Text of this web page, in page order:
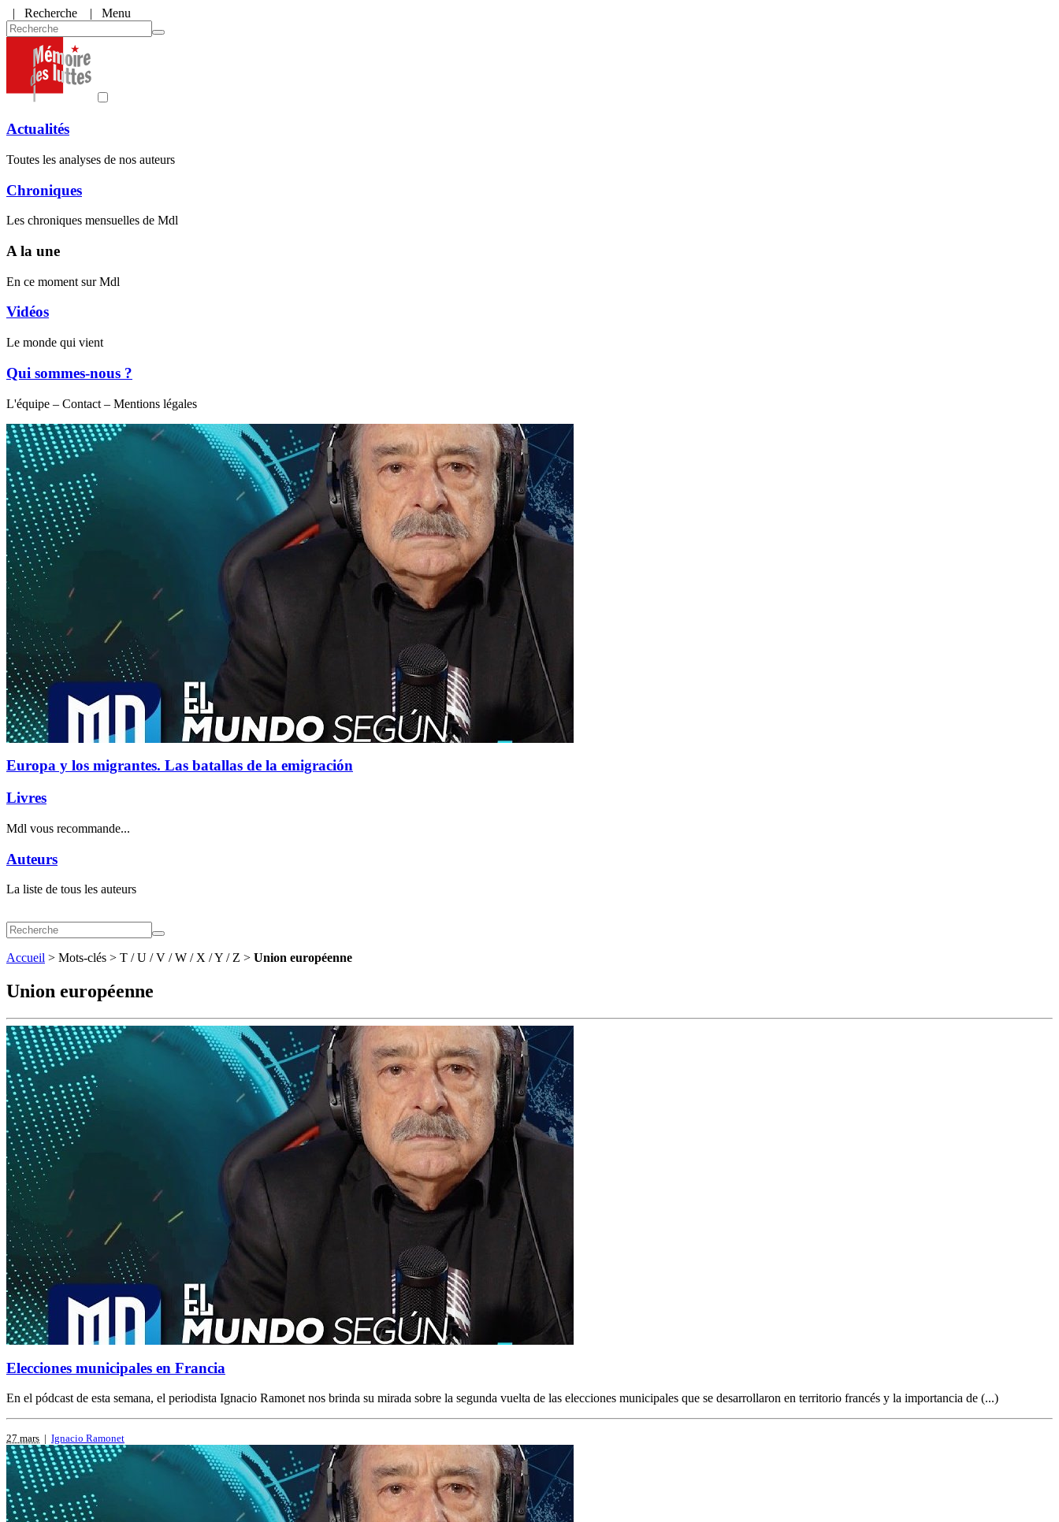
| Recherche | Menu
Actualités
Toutes les analyses de nos auteurs
Chroniques
Les chroniques mensuelles de Mdl
A la une
En ce moment sur Mdl
Vidéos
Le monde qui vient
Qui sommes-nous ?
L'équipe – Contact – Mentions légales
Europa y los migrantes. Las batallas de la emigración
Livres
Mdl vous recommande...
Auteurs
La liste de tous les auteurs
Accueil > Mots-clés > T / U / V / W / X / Y / Z > Union européenne
Union européenne
Elecciones municipales en Francia
En el pódcast de esta semana, el periodista Ignacio Ramonet nos brinda su mirada sobre la segunda vuelta de las elecciones municipales que se desarrollaron en territorio francés y la importancia de (...)
27 mars | Ignacio Ramonet